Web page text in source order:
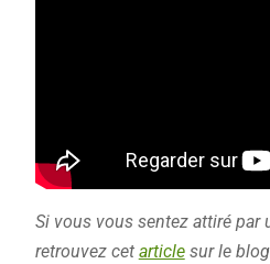
Si vous vous sentez attiré par
retrouvez cet articlesur le